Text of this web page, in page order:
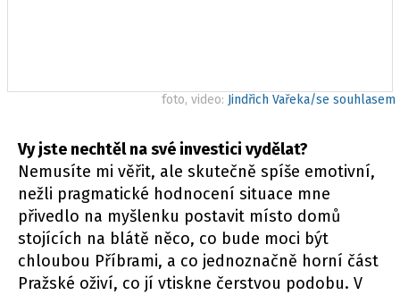
foto, video: Jindřich Vařeka/se souhlasem
Vy jste nechtěl na své investici vydělat?
Nemusíte mi věřit, ale skutečně spíše emotivní,
nežli pragmatické hodnocení situace mne
přivedlo na myšlenku postavit místo domů
stojících na blátě něco, co bude moci být
chloubou Příbrami, a co jednoznačně horní část
Pražské oživí, co jí vtiskne čerstvou podobu. V